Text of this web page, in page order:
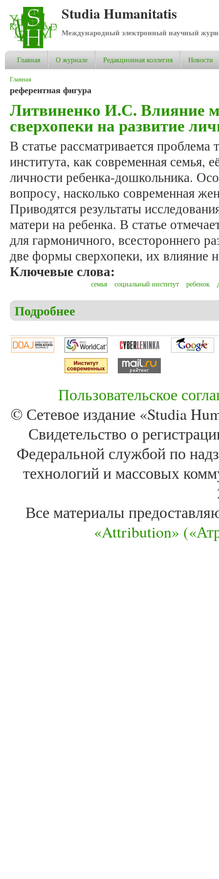
Studia Humanitatis
Международный электронный научный
Главная О журнале Редакционная коллегия Новости
Вы здесь
Главная
референтная фигура
Литвиненко И.С. Влияние
сверхопеки на развитие
В статье рассматривается проблема
института, как современная семья,
личности ребенка-дошкольника.
вопросу, насколько современная
Приводятся результаты
матери на ребенка. В статье
для гармоничного, всестороннего
две формы сверхопеки, их влияние
Ключевые слова:
семья социальный институт ребенок
Подробнее
Пользовательское
© Сетевое издание «Studia
Свидетельство о
Федеральной службой по
технологий и массовых
Все материалы
«Attribution»